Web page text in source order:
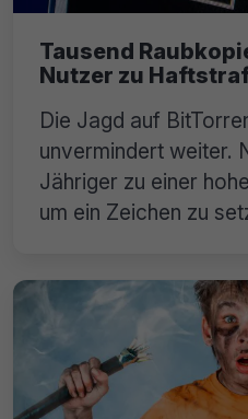
Tausend
Nutzer zu
Die Jagd auf
unvermindert weiter.
Jähriger zu einer
um ein Zeichen zu